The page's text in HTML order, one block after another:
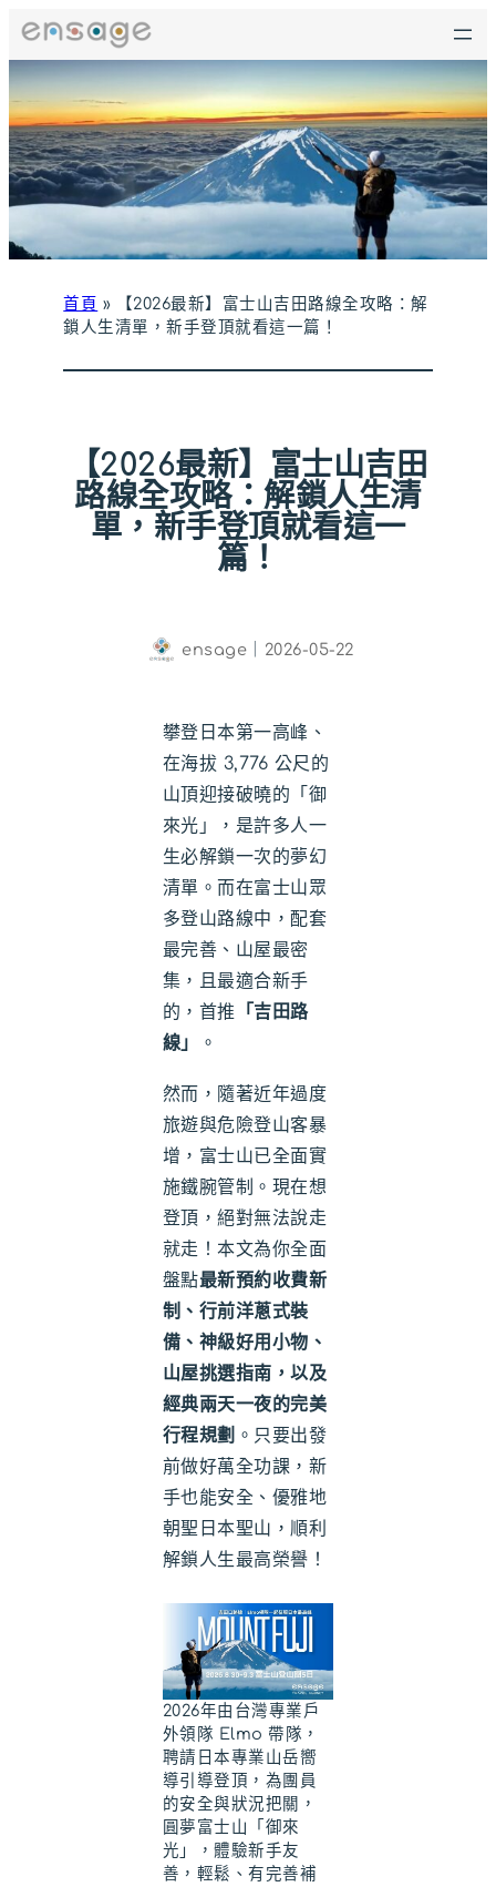
至
主
要
內
容
首頁 »
【2026最新】富士山吉田路線全攻略：解
鎖人生清單，新手登頂就看這一篇！
【2026最新】富士山吉田
路線全攻略：解鎖人生清
單，新手登頂就看這一
篇！
ensage 2026-05-22
攀登日本第一高峰、
在海拔 3,776 公尺的
山頂迎接破曉的「御
來光」，是許多人一
生必解鎖一次的夢幻
清單。而在富士山眾
多登山路線中，配套
最完善、山屋最密
集，且最適合新手
的，首推 「吉田路
線」
。
然而，隨著近年過度
旅遊與危險登山客暴
增，富士山已全面實
施鐵腕管制。現在想
登頂，絕對無法說走
就走！本文為你全面
盤點最新預約收費新
制、行前洋蔥式裝
備、神級好用小物、
山屋挑選指南，以及
經典兩天一夜的完美
行程規劃 。只要出發
前做好萬全功課，新
手也能安全、優雅地
朝聖日本聖山，順利
解鎖人生最高榮譽！
2026年由台灣專業戶
外領隊 Elmo 帶隊，
聘請日本專業山岳嚮
導引導登頂，為團員
的安全與狀況把關，
圓夢富士山「御來
光」，體驗新手友
善，輕鬆、有完善補